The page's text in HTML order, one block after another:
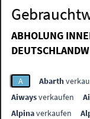
ABHOLUNG
A Abarth
Aiwaysverkaufen
Alpinaverkaufen